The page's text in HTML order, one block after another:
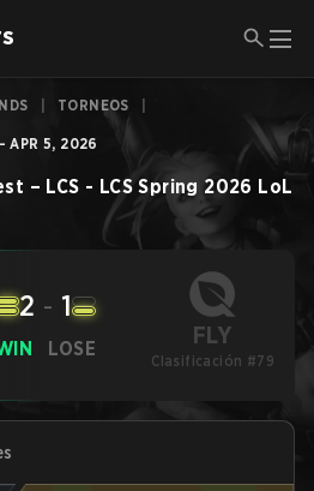
TORNEOS
APR 5, 2026
– LCS - LCS Spring 2026 LoL
2 - 1
LOSE FLY
Clasificación #79